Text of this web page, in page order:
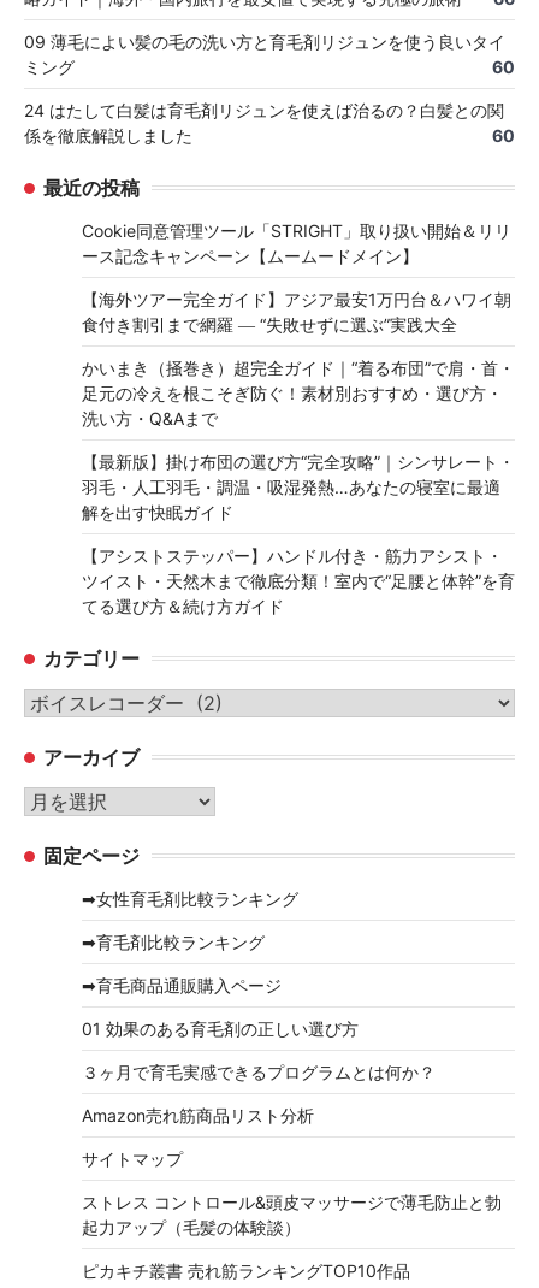
09 薄毛によい髪の毛の洗い方と育毛剤リジュンを使う良いタイ
ミング
60
24 はたして白髪は育毛剤リジュンを使えば治るの？白髪との関
係を徹底解説しました
60
最近の投稿
Cookie同意管理ツール「STRIGHT」取り扱い開始＆リリ
ース記念キャンペーン【ムームードメイン】
【海外ツアー完全ガイド】アジア最安1万円台＆ハワイ朝
食付き割引まで網羅 ― “失敗せずに選ぶ”実践大全
かいまき（掻巻き）超完全ガイド｜“着る布団”で肩・首・
足元の冷えを根こそぎ防ぐ！素材別おすすめ・選び方・
洗い方・Q&Aまで
【最新版】掛け布団の選び方“完全攻略”｜シンサレート・
羽毛・人工羽毛・調温・吸湿発熱…あなたの寝室に最適
解を出す快眠ガイド
【アシストステッパー】ハンドル付き・筋力アシスト・
ツイスト・天然木まで徹底分類！室内で“足腰と体幹”を育
てる選び方＆続け方ガイド
カテゴリー
カ
ゴ
リ
ー
アーカイブ
ア
カ 固定ページ
➡女性育毛剤比較ランキング
➡育毛剤比較ランキング
➡育毛商品通販購入ページ
01 効果のある育毛剤の正しい選び方
３ヶ月で育毛実感できるプログラムとは何か？
Amazon売れ筋商品リスト分析
サイトマップ
ストレス コントロール&頭皮マッサージで薄毛防止と勃
起力アップ（毛髪の体験談）
ピカキチ叢書 売れ筋ランキングTOP10作品